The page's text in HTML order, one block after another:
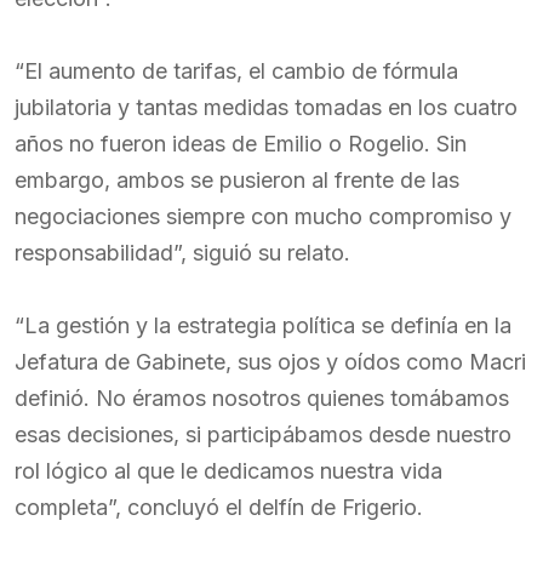
“El aumento de tarifas, el cambio de fórmula
jubilatoria y tantas medidas tomadas en los cuatro
años no fueron ideas de Emilio o Rogelio. Sin
embargo, ambos se pusieron al frente de las
negociaciones siempre con mucho compromiso y
responsabilidad”, siguió su relato.
“La gestión y la estrategia política se definía en la
Jefatura de Gabinete, sus ojos y oídos como Macri
definió. No éramos nosotros quienes tomábamos
esas decisiones, si participábamos desde nuestro
rol lógico al que le dedicamos nuestra vida
completa”, concluyó el delfín de Frigerio.